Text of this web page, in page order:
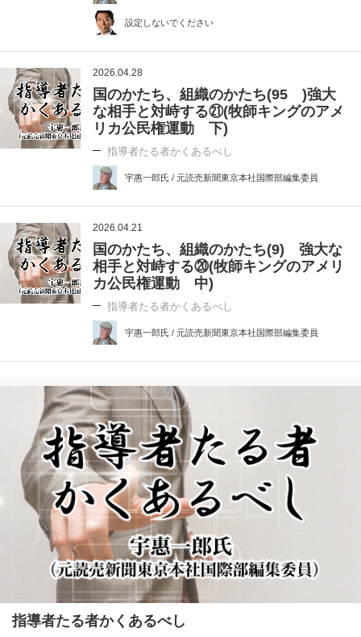
設定しないでください
2026.04.28
国のかたち、組織のかたち(95 )強大
な相手と対峙する㉑(牧師キングのアメ
リカ公民権運動 下)
指導者たる者かくあるべし
宇惠一郎氏 / 元読売新聞東京本社国際部編集委員
2026.04.21
国のかたち、組織のかたち(9) 強大な
相手と対峙する⑳(牧師キングのアメリ
カ公民権運動 中)
指導者たる者かくあるべし
宇惠一郎氏 / 元読売新聞東京本社国際部編集委員
指導者たる者かくあるべし